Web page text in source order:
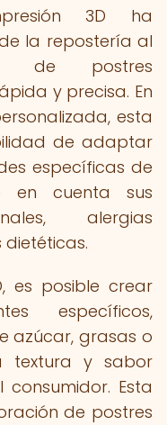
3D ha
la repostería al
de postres
y precisa. En
esta
de adaptar
específicas de
en cuenta sus
alergias
es posible crear
específicos,
azúcar, grasas o
textura y sabor
Esta
de postres